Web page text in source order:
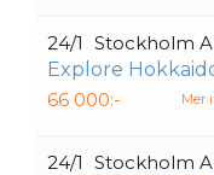
24/1 Stockholm
Explore
66 000:- Mer
24/1 Stockholm